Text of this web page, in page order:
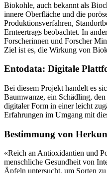
Biokohle, auch bekannt als
innere Oberfläche und die
Produktionsverfahren,
Ernteertrags beobachtet. In
Forscherinnen und Forscher
Ziel ist es, die Wirkung von
Entodata: Digitale
Bei diesem Projekt handelt es
Baumwanze, ein Schädling,
digitaler Form in einer leicht
Erfahrungen im Umgang mit
Bestimmung von
«Reich an Antioxidantien und
menschliche Gesundheit von
Äpfeln untersucht, um Sorten